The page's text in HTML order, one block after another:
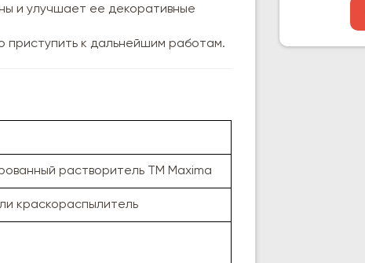
и улучшает ее декоративные
приступить к дальнейшим работам.
растворитель ТМ Maxima
краскораспылитель